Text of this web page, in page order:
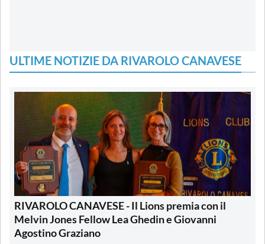
ULTIME NOTIZIE DA RIVAROLO CANAVESE
RIVAROLO CANAVESE - Il Lions premia con il
Melvin Jones Fellow Lea Ghedin e Giovanni
Agostino Graziano